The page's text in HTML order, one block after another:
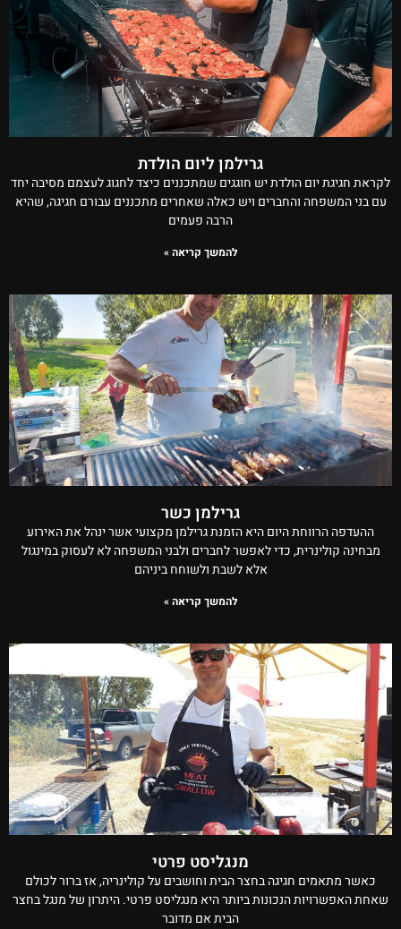
גרילמן ליום הולדת
לקראת חגיגת יום הולדת יש חוגגים שמתכננים כיצד לחגוג לעצמם מסיבה יחד
עם בני המשפחה והחברים ויש כאלה שאחרים מתכננים עבורם חגיגה, שהיא
הרבה פעמים
להמשך קריאה »
גרילמן כשר
ההעדפה הרווחת היום היא הזמנת גרילמן מקצועי אשר ינהל את האירוע
מבחינה קולינרית, כדי לאפשר לחברים ולבני המשפחה לא לעסוק במינגול
אלא לשבת ולשוחח ביניהם
להמשך קריאה »
מנגליסט פרטי
כאשר מתאמים חגיגה בחצר הבית וחושבים על קולינריה, אז ברור לכולם
שאחת האפשרויות הנכונות ביותר היא מנגליסט פרטי. היתרון של מנגל בחצר
הבית אם מדובר